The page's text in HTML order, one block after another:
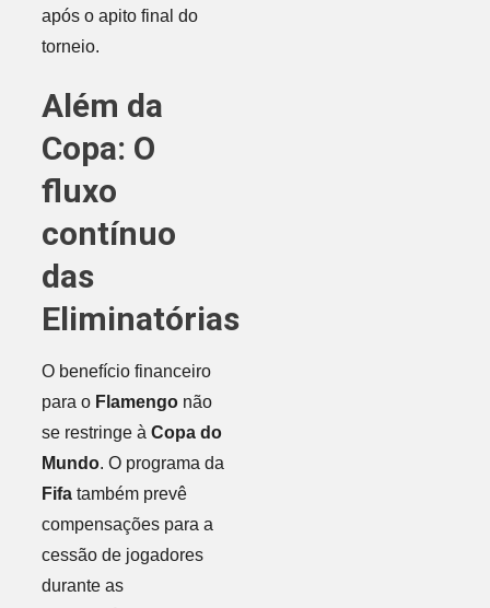
após o apito final do
torneio.
Além da
Copa: O
fluxo
contínuo
das
Eliminatórias
O benefício financeiro
para o Flamengonão
se restringe à Copa do
Mundo. O programa da
Fifatambém prevê
compensações para a
cessão de jogadores
durante as